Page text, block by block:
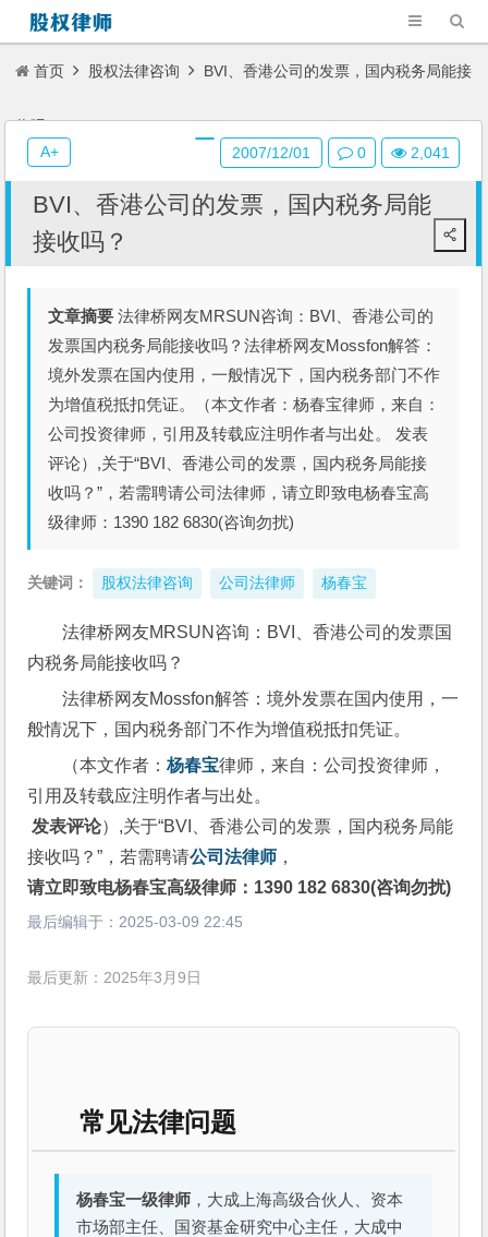
首页 股权法律咨询 BVI、香港公司的发票，国内税务局能接
收吗？
BVI、香港公司的发票，国内税务局能
接收吗？
文章摘要 法律桥网友MRSUN咨询：BVI、香港公司的
发票国内税务局能接收吗？法律桥网友Mossfon解答：
境外发票在国内使用，一般情况下，国内税务部门不作
为增值税抵扣凭证。（本文作者：杨春宝律师，来自：
公司投资律师，引用及转载应注明作者与出处。 发表
评论）,关于“BVI、香港公司的发票，国内税务局能接
收吗？”，若需聘请公司法律师，请立即致电杨春宝高
级律师：1390 182 6830(咨询勿扰)
关键词： 股权法律咨询 公司法律师 杨春宝
法律桥网友MRSUN咨询：BVI、香港公司的发票国
内税务局能接收吗？
法律桥网友Mossfon解答：境外发票在国内使用，一
般情况下，国内税务部门不作为增值税抵扣凭证。
（本文作者：杨春宝律师，来自：公司投资律师，
引用及转载应注明作者与出处。
发表评论）,关于“BVI、香港公司的发票，国内税务局能
接收吗？”，若需聘请公司法律师 ，
请立即致电杨春宝高级律师：1390 182 6830(咨询勿扰)
最后编辑于： 2025-03-09 22:45
最后更新：2025年3月9日
常见法律问题
杨春宝一级律师 ，大成上海高级合伙人、资本
市场部主任、国资基金研究中心主任，大成中
2007/12/01 0 2,041
A+